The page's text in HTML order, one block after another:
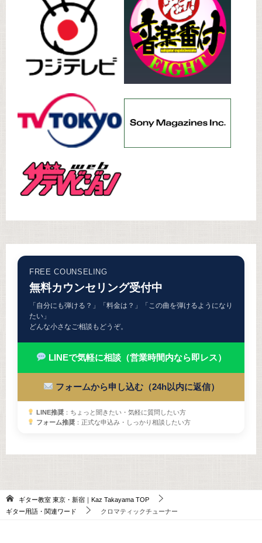
FREE COUNSELING
無料カウンセリング受付中
「自分にも弾ける？」「料金は？」「この曲を弾けるようになり
たい」
どんな小さなご相談もどうぞ。
LINEで気軽に相談（営業時間内なら即レス）
フォームから申し込む（24h以内に返信）
LINE推奨：ちょっと聞きたい・気軽に質問したい方
フォーム推奨：正式な申込み・しっかり相談したい方
ギター教室 東京・新宿｜Kaz Takayama TOP
ギター用語・関連ワード
クロマティックチューナー